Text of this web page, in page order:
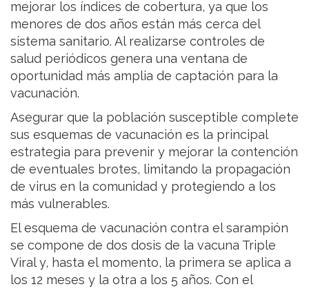
mejorar los índices de cobertura, ya que los
menores de dos años están más cerca del
sistema sanitario. Al realizarse controles de
salud periódicos genera una ventana de
oportunidad más amplia de captación para la
vacunación.
Asegurar que la población susceptible complete
sus esquemas de vacunación es la principal
estrategia para prevenir y mejorar la contención
de eventuales brotes, limitando la propagación
de virus en la comunidad y protegiendo a los
más vulnerables.
El esquema de vacunación contra el sarampión
se compone de dos dosis de la vacuna Triple
Viral y, hasta el momento, la primera se aplica a
los 12 meses y la otra a los 5 años. Con el